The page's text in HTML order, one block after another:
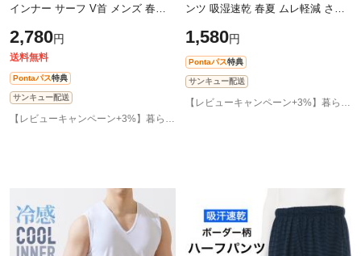
インナー サーフ V首 メンズ 春夏
汗染み 防止 汗 対策 シャツ 汗と
2,780円
送料無料
Pontaパス特典
サンキュー配送
【レビューキャンペーン+3%】暮らしの肌着 インナー専門店
ンツ 吸湿速乾 春夏 ムレ軽減 さら
サー 綿混 前開き 下着 パンツ イン
1,580円
Pontaパス特典
サンキュー配送
【レビューキャンペーン+3%】暮らしの肌着 インナー専門店